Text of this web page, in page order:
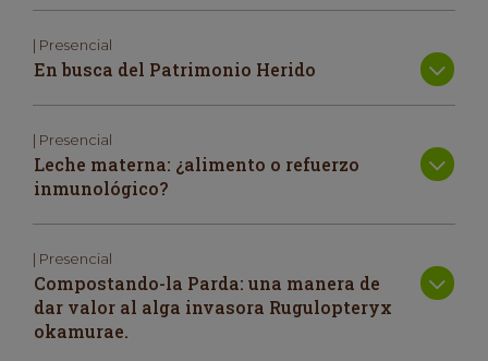
| Presencial
En busca del Patrimonio Herido
| Presencial
Leche materna: ¿alimento o refuerzo
inmunológico?
| Presencial
Compostando-la Parda: una manera de
dar valor al alga invasora Rugulopteryx
okamurae.